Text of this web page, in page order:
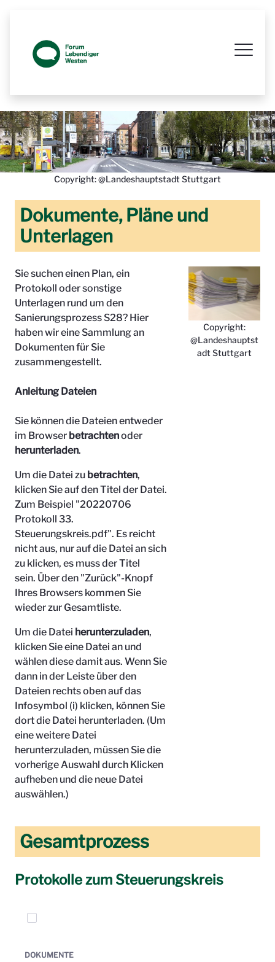
Copyright: @Landeshauptstadt Stuttgart
Dokumente, Pläne und
Unterlagen
Sie suchen einen Plan, ein
Protokoll oder sonstige
Unterlagen rund um den
Sanierungsprozess S28? Hier
haben wir eine Sammlung an
Dokumenten für Sie
zusammengestellt.
Anleitung Dateien
Sie können die Dateien entweder
im Browser betrachtenoder
herunterladen.
Um die Datei zu betrachten,
klicken Sie auf den Titel der Datei.
Zum Beispiel "20220706
Protokoll 33.
Steuerungskreis.pdf". Es reicht
nicht aus, nur auf die Datei an sich
zu klicken, es muss der Titel
sein. Über den "Zurück"-Knopf
Ihres Browsers kommen Sie
wieder zur Gesamtliste.
Um die Datei herunterzuladen,
klicken Sie eine Datei an und
wählen diese damit aus. Wenn Sie
dann in der Leiste über den
Dateien rechts oben auf das
Infosymbol (i) klicken, können Sie
dort die Datei herunterladen. (Um
eine weitere Datei
herunterzuladen, müssen Sie die
vorherige Auswahl durch Klicken
aufheben und die neue Datei
auswählen.)
Copyright:
@Landeshauptst
adt Stuttgart
Gesamtprozess
Protokolle zum Steuerungskreis
Elemente auswählen
DOKUMENTE